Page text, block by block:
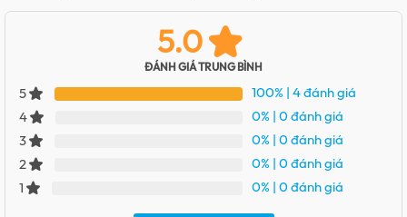
5.0
ĐÁNH GIÁ TRUNG BÌNH
5 100% | 4 đánh giá
4
0% | 0 đánh giá
3
0% | 0 đánh giá
2
0% | 0 đánh giá
1
0% | 0 đánh giá